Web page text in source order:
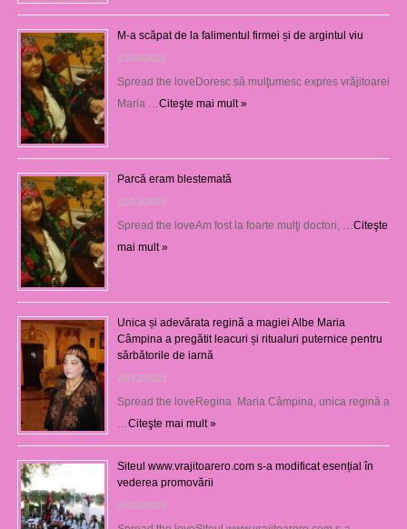
M-a scăpat de la falimentul firmei și de argintul viu
13/03/2025
Spread the loveDoresc să mulţumesc expres vrăjitoarei
Maria …Citeşte mai mult »
Parcă eram blestemată
12/03/2025
Spread the loveAm fost la foarte mulţi doctori, …Citeşte
mai mult »
Unica și adevărata regină a magiei Albe Maria
Câmpina a pregătit leacuri și ritualuri puternice pentru
sărbătorile de iarnă
26/12/2023
Spread the loveRegina Maria Câmpina, unica regină a
…Citeşte mai mult »
Siteul www.vrajitoarero.com s-a modificat esențial în
vederea promovării
07/12/2023